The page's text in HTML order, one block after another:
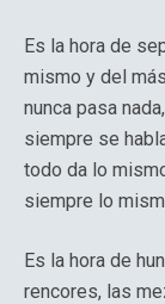
Es la hora de
mismo y del
nunca pasa
siempre se
todo da lo
siempre lo
Es la hora de
rencores, las